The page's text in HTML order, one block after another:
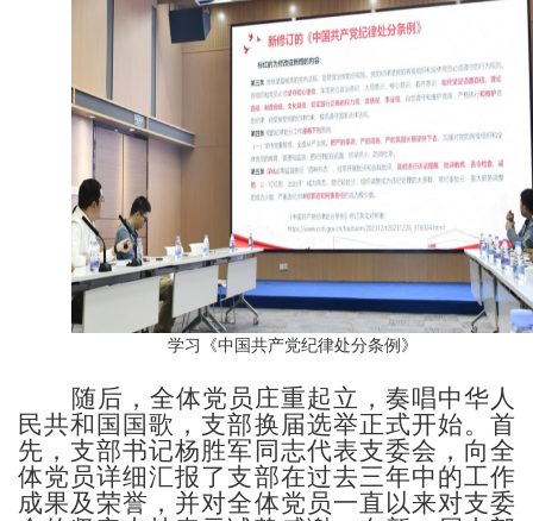
学习《中国共产党纪律处分条例》
随后，全体党员庄重起立，奏唱中华人
民共和国国歌，支部换届选举正式开始。首
先，支部书记杨胜军同志代表支委会，向全
体党员详细汇报了支部在过去三年中的工作
成果及荣誉，并对全体党员一直以来对支委